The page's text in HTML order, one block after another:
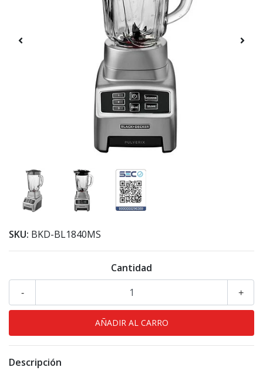
SKU: BKD-BL1840MS
Cantidad
+
-
Descripción